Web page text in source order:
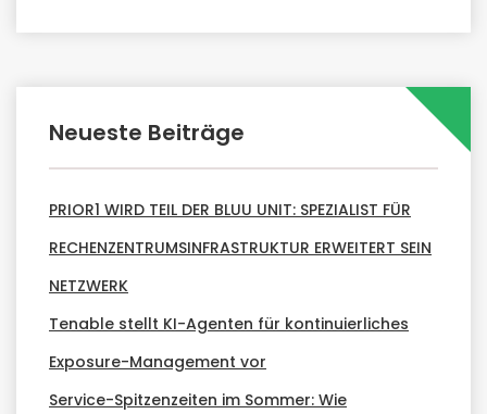
Neueste Beiträge
PRIOR1 WIRD TEIL DER BLUU UNIT: SPEZIALIST FÜR
RECHENZENTRUMSINFRASTRUKTUR ERWEITERT SEIN
NETZWERK
Tenable stellt KI-Agenten für kontinuierliches
Exposure-Management vor
Service-Spitzenzeiten im Sommer: Wie